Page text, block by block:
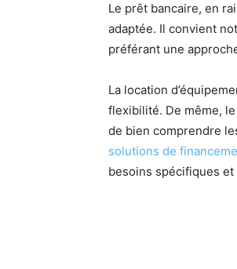
Le prêt bancaire, en
adaptée. Il convient
préférant une
La location
flexibilité. De même,
de bien comprendre
solutions de
besoins spécifiques